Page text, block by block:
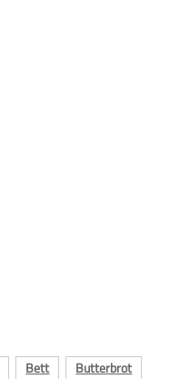
Bett
Butterbrot